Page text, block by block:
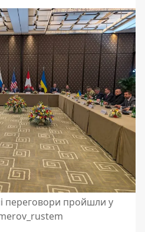
переговори пройшли у